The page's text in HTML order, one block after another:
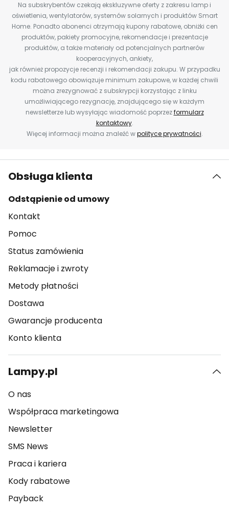
Na subskrybentów czekają ekskluzywne oferty z zakresu lamp i
oświetlenia, wentylatorów, systemów solarnych i produktów Smart
Home. Ponadto abonenci otrzymają kupony rabatowe, obniżki cen
produktów, pakiety promocyjne, rekomendacje i prezentacje
produktów, a także materiały od potencjalnych partnerów
kooperacyjnych, ankiety,
jak również propozycje recenzji i rekomendacji zakupu. W przypadku
kodu rabatowego obowiązuje minimum zakupowe, w każdej chwili
można zrezygnować z subskrypcji korzystając z linku
umożliwiającego rezygnację, znajdującego się w każdym
newsletterze lub wysyłając wiadomość poprzezformularz
kontaktowy.
Więcej informacji można znaleźć wpolityce prywatności.
Obsługa klienta
Odstąpienie od umowy
Kontakt
Pomoc
Status zamówienia
Reklamacje i zwroty
Metody płatności
Dostawa
Gwarancje producenta
Konto klienta
Lampy.pl
O nas
Współpraca marketingowa
Newsletter
SMS News
Praca i kariera
Kody rabatowe
Payback